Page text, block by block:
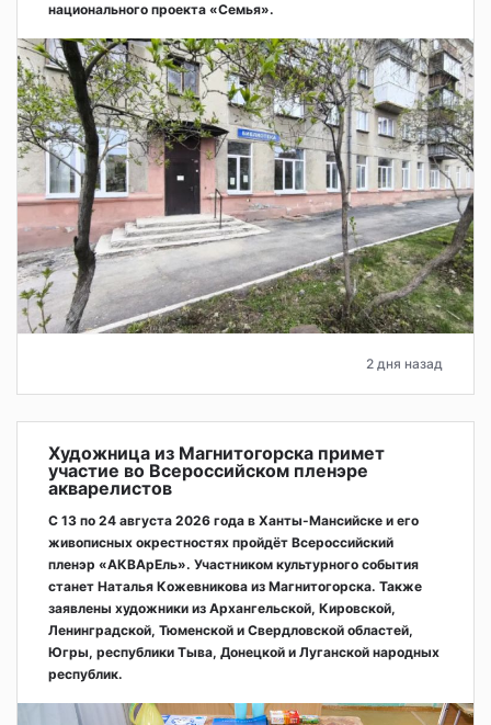
национального проекта «Семья».
2 дня назад
Художница из Магнитогорска примет
участие во Всероссийском пленэре
акварелистов
С 13 по 24 августа 2026 года в Ханты-Мансийске и его
живописных окрестностях пройдёт Всероссийский
пленэр «АКВАрЕль». Участником культурного события
станет Наталья Кожевникова из Магнитогорска. Также
заявлены художники из Архангельской, Кировской,
Ленинградской, Тюменской и Свердловской областей,
Югры, республики Тыва, Донецкой и Луганской народных
республик.